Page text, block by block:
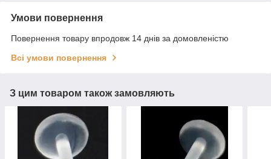
Умови повернення
Повернення товару впродовж 14 днів за домовленістю
Всі умови повернення
З цим товаром також замовляють